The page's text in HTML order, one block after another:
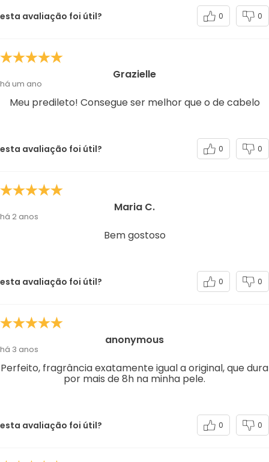
esta avaliação foi útil? 0 0
Grazielle
há um ano
Meu predileto! Consegue ser melhor que o de cabelo
esta avaliação foi útil? 0 0
Maria C.
há 2 anos
Bem gostoso
esta avaliação foi útil? 0 0
anonymous
há 3 anos
Perfeito, fragrância exatamente igual a original, que dura
por mais de 8h na minha pele.
esta avaliação foi útil? 0 0